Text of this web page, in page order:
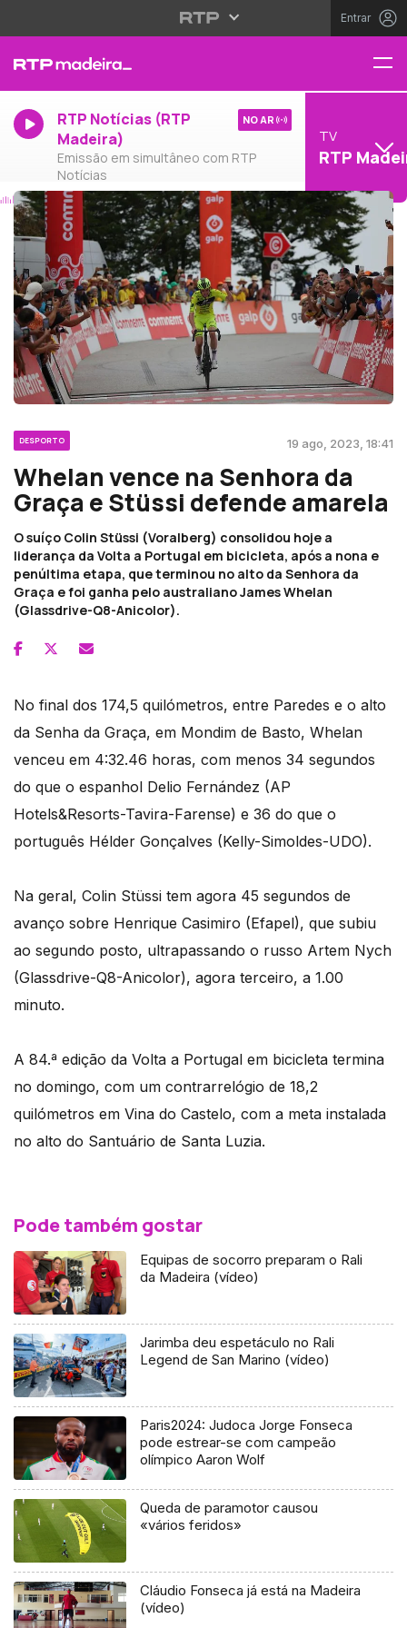
Entrar
RTP Notícias (RTP
Madeira)
Emissão em simultâneo com RTP
Notícias
NO AR
TV
RTP
DESPORTO 19 ago, 2023, 18:41
Whelan vence na Senhora da
Graça e Stüssi defende amarela
O suíço Colin Stüssi (Voralberg) consolidou hoje a
liderança da Volta a Portugal em bicicleta, após a nona e
penúltima etapa, que terminou no alto da Senhora da
Graça e foi ganha pelo australiano James Whelan
(Glassdrive-Q8-Anicolor).
No final dos 174,5 quilómetros, entre Paredes e o alto
da Senha da Graça, em Mondim de Basto, Whelan
venceu em 4:32.46 horas, com menos 34 segundos
do que o espanhol Delio Fernández (AP
Hotels&Resorts-Tavira-Farense) e 36 do que o
português Hélder Gonçalves (Kelly-Simoldes-UDO).
Na geral, Colin Stüssi tem agora 45 segundos de
avanço sobre Henrique Casimiro (Efapel), que subiu
ao segundo posto, ultrapassando o russo Artem Nych
(Glassdrive-Q8-Anicolor), agora terceiro, a 1.00
minuto.
A 84.ª edição da Volta a Portugal em bicicleta termina
no domingo, com um contrarrelógio de 18,2
quilómetros em Vina do Castelo, com a meta instalada
no alto do Santuário de Santa Luzia.
Pode também gostar
Equipas de socorro preparam o Rali
da Madeira (vídeo)
Jarimba deu espetáculo no Rali
Legend de San Marino (vídeo)
Paris2024: Judoca Jorge Fonseca
pode estrear-se com campeão
olímpico Aaron Wolf
Queda de paramotor causou
«vários feridos»
Cláudio Fonseca já está na Madeira
(vídeo)